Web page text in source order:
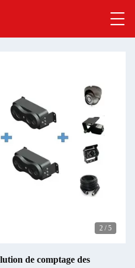
2 / 5
de comptage des